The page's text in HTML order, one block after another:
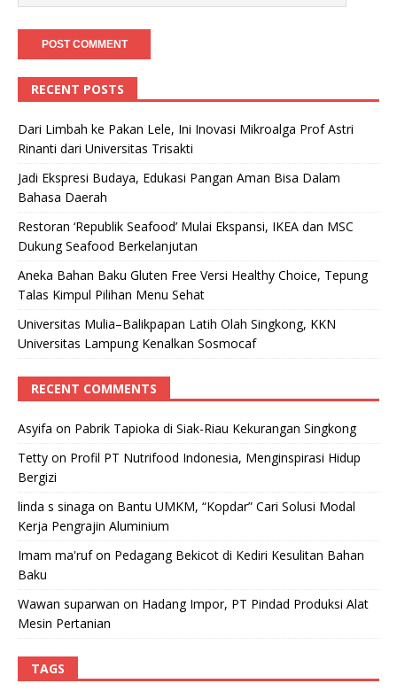
RECENT POSTS
Dari Limbah ke Pakan Lele, Ini Inovasi Mikroalga Prof Astri
Rinanti dari Universitas Trisakti
Jadi Ekspresi Budaya, Edukasi Pangan Aman Bisa Dalam
Bahasa Daerah
Restoran ‘Republik Seafood’ Mulai Ekspansi, IKEA dan MSC
Dukung Seafood Berkelanjutan
Aneka Bahan Baku Gluten Free Versi Healthy Choice, Tepung
Talas Kimpul Pilihan Menu Sehat
Universitas Mulia–Balikpapan Latih Olah Singkong, KKN
Universitas Lampung Kenalkan Sosmocaf
RECENT COMMENTS
Asyifa on Pabrik Tapioka di Siak-Riau Kekurangan Singkong
Tetty on Profil PT Nutrifood Indonesia, Menginspirasi Hidup
Bergizi
linda s sinaga on Bantu UMKM, “Kopdar” Cari Solusi Modal
Kerja Pengrajin Aluminium
Imam ma'rufon Pedagang Bekicot di Kediri Kesulitan Bahan
Baku
Wawan suparwan on Hadang Impor, PT Pindad Produksi Alat
Mesin Pertanian
TAGS